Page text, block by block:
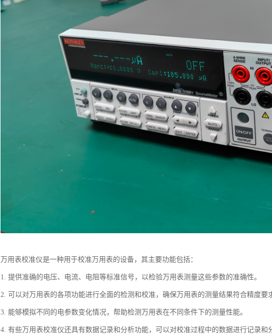
万用表校准仪是一种用于校准万用表的设备，其主要功能包括：
1. 提供准确的电压、电流、电阻等标准信号，以检验万用表测量这些参数的准确性。
2. 可以对万用表的各项功能进行全面的检测和校准，确保万用表的测量结果符合精度要
3. 能够模拟不同的电参数变化情况，帮助检测万用表在不同条件下的测量性能。
4. 有些万用表校准仪还具有数据记录和分析功能，可以对校准过程中的数据进行记录和